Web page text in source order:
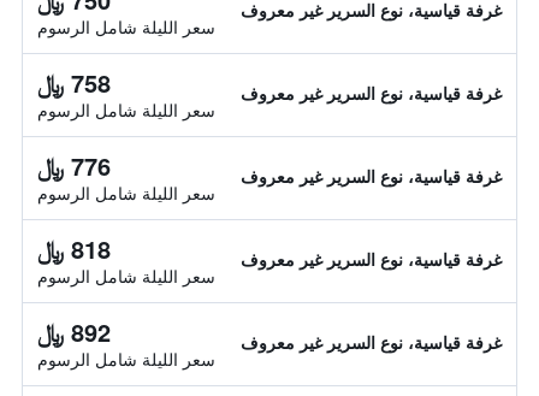
غرفة قياسية، نوع السرير غير معروف
سعر الليلة شامل الرسوم
غرفة قياسية، نوع السرير غير معروف 758 ﷼
سعر الليلة شامل الرسوم
غرفة قياسية، نوع السرير غير معروف 776 ﷼
سعر الليلة شامل الرسوم
غرفة قياسية، نوع السرير غير معروف 818 ﷼
سعر الليلة شامل الرسوم
غرفة قياسية، نوع السرير غير معروف 892 ﷼
سعر الليلة شامل الرسوم